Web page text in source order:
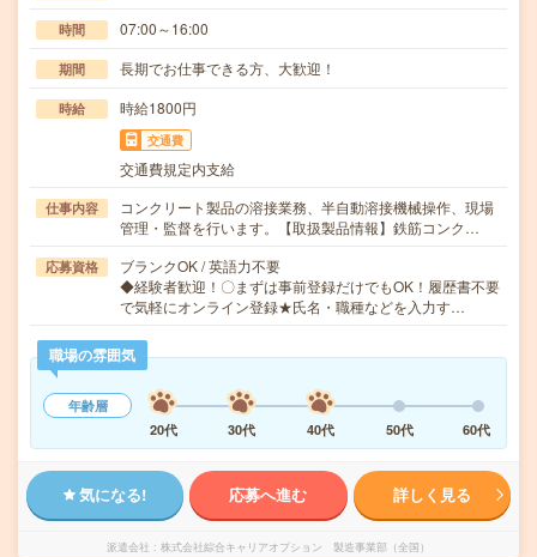
時間 07:00～16:00
期間 長期でお仕事できる方、大歓迎！
時給 時給1800円
交通費
交通費規定内支給
仕事内容
コンクリート製品の溶接業務、半自動溶接機械操作、現場
管理・監督を行います。【取扱製品情報】鉄筋コンク…
応募資格
ブランクOK / 英語力不要
◆経験者歓迎！〇まずは事前登録だけでもOK！履歴書不要
で気軽にオンライン登録★氏名・職種などを入力す…
職場の雰囲気
年齢層
20代
30代 40代 50代 60代
気になる! 応募へ進む 詳しく見る
派遣会社 株式会社綜合キャリアオプション 製造事業部（全国）